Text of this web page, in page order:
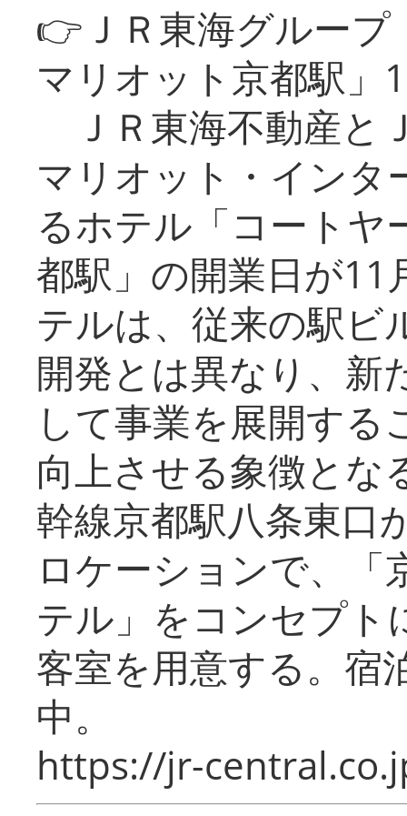
👉ＪＲ東海グルー
マリオット京都駅」
ＪＲ東海不動産と
マリオット・インタ
るホテル「コートヤ
都駅」の開業日が11
テルは、従来の駅ビ
開発とは異なり、新
して事業を展開する
向上させる象徴とな
幹線京都駅八条東口
ロケーションで、「
テル」をコンセプト
客室を用意する。宿
中。
https://jr-